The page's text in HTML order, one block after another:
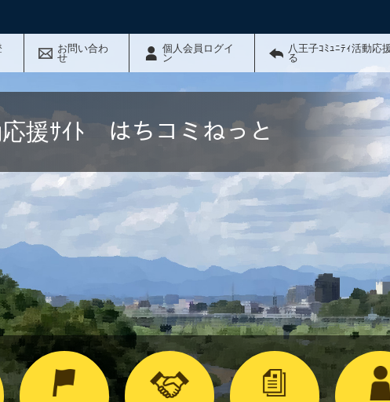
お問い合わ
せ
個人会員ログイ
ン
八王子ｺﾐｭﾆﾃｨ活動応
る
応援ｻｲﾄ はちコミねっと